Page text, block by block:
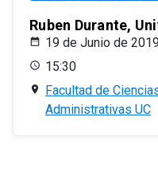
Ruben Durante,
19 de Junio de
15:30
Facultad de
Administrativas UC